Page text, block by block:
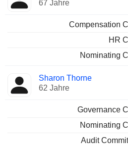
67 Jahre
Compensation
HR
Nominating
Sharon Thorne
62 Jahre
Governance
Nominating
Audit